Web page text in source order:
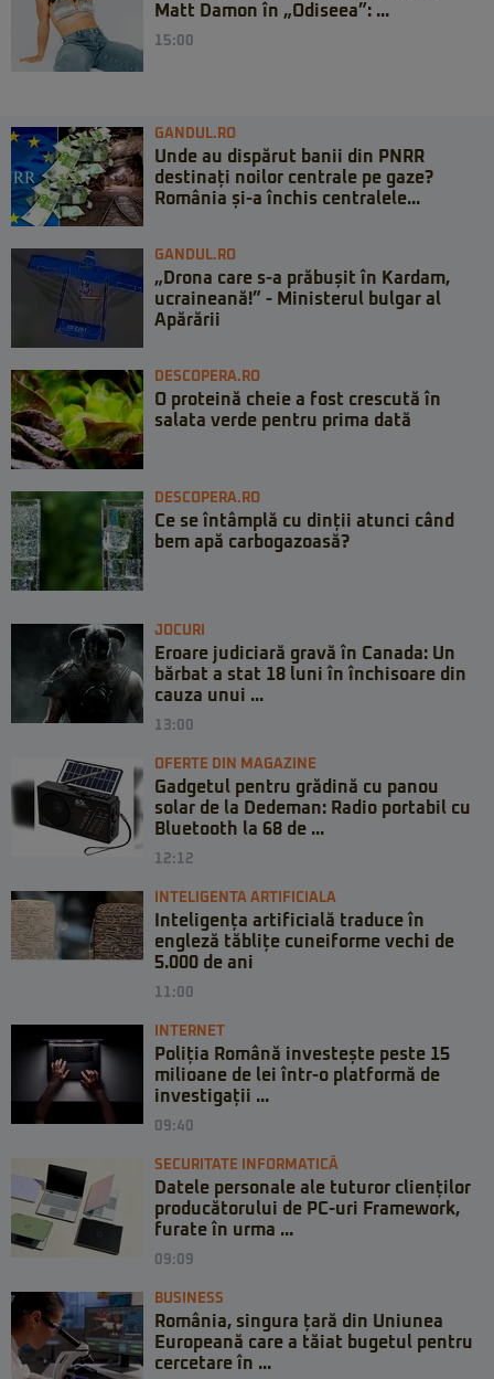
Matt Damon în „Odiseea”: ...
15:00
GANDUL.RO
Unde au dispărut banii din PNRR
destinați noilor centrale pe gaze?
România și-a închis centralele...
GANDUL.RO
„Drona care s-a prăbușit în Kardam,
ucraineană!” - Ministerul bulgar al
Apărării
DESCOPERA.RO
O proteină cheie a fost crescută în
salata verde pentru prima dată
DESCOPERA.RO
Ce se întâmplă cu dinții atunci când
bem apă carbogazoasă?
JOCURI
Eroare judiciară gravă în Canada: Un
bărbat a stat 18 luni în închisoare din
cauza unui ...
13:00
OFERTE DIN MAGAZINE
Gadgetul pentru grădină cu panou
solar de la Dedeman: Radio portabil cu
Bluetooth la 68 de ...
12:12
INTELIGENTA ARTIFICIALA
Inteligența artificială traduce în
engleză tăblițe cuneiforme vechi de
5.000 de ani
11:00
INTERNET
Poliția Română investește peste 15
milioane de lei într-o platformă de
investigații ...
09:40
SECURITATE INFORMATICĂ
Datele personale ale tuturor clienților
producătorului de PC-uri Framework,
furate în urma ...
09:09
BUSINESS
România, singura țară din Uniunea
Europeană care a tăiat bugetul pentru
cercetare în ...